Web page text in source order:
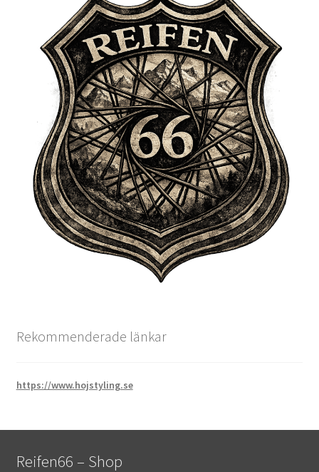
Rekommenderade länkar
https://www.hojstyling.se
Reifen66 – Shop